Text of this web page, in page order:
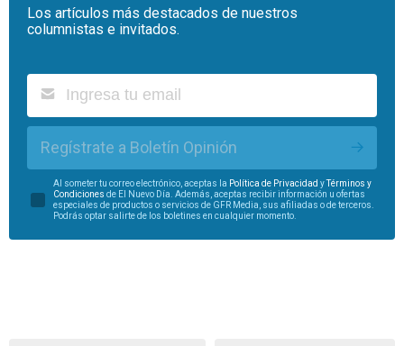
Los artículos más destacados de nuestros
columnistas e invitados.
Regístrate a Boletín Opinión
Al someter tu correo electrónico, aceptas la Política de Privacidad yTérminos y
Condiciones de El Nuevo Día. Además, aceptas recibir información u ofertas
especiales de productos o servicios de GFR Media, sus afiliadas o de terceros.
Podrás optar salirte de los boletines en cualquier momento.